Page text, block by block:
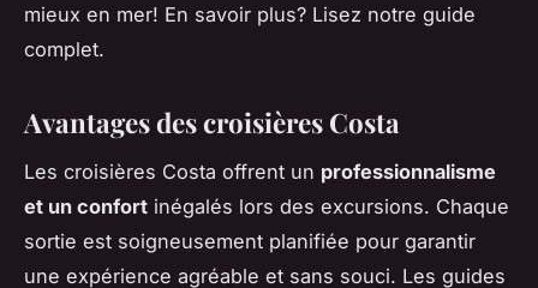
mieux en mer! En savoir plus? Lisez notre guide
complet.
Avantages des croisières Costa
Les croisières Costa offrent un professionnalisme
et un confort inégalés lors des excursions. Chaque
sortie est soigneusement planifiée pour garantir
une expérience agréable et sans souci. Les guides